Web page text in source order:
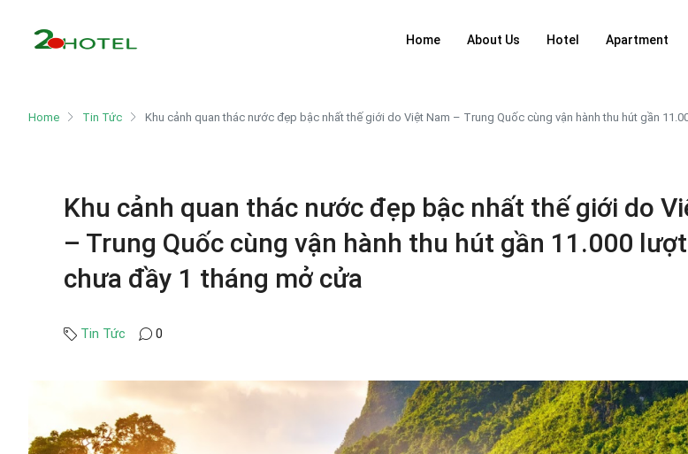
Home About Us Hotel Apartment
Home Tin Tức Khu cảnh quan thác nước đẹp bậc nhất thế giới do Việt Nam – Trung Quốc cùng vận hành thu hút gần
Khu cảnh quan thác nước đẹp bậc nhất thế giới do
– Trung Quốc cùng vận hành thu hút gần 11.000
chưa đầy 1 tháng mở cửa
Tin Tức 0